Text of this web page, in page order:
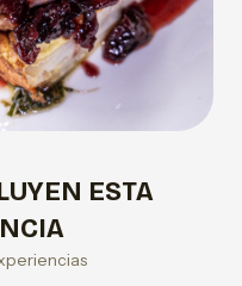
ESTA